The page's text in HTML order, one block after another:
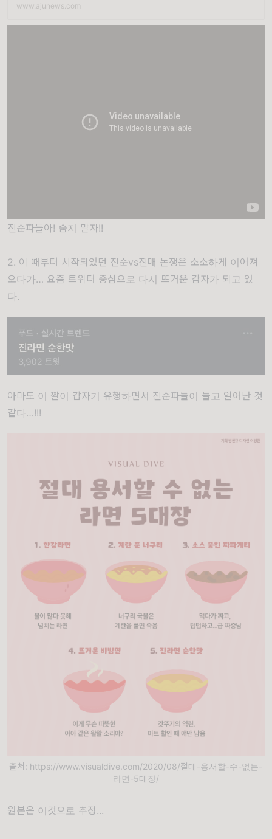
www.ajunews.com
진순파들아! 숨지 말자!!
2. 이 때부터 시작되었던 진순vs진매 논쟁은 소소하게 이어져
오다가… 요즘 트위터 중심으로 다시 뜨거운 감자가 되고 있
다.
아마도 이 짤이 갑자기 유행하면서 진순파들이 들고 일어난 것
같다…!!!
출처: https://www.visualdive.com/2020/08/절대-용서할-수-없는-
라면-5대장/
원본은 이것으로 추정...